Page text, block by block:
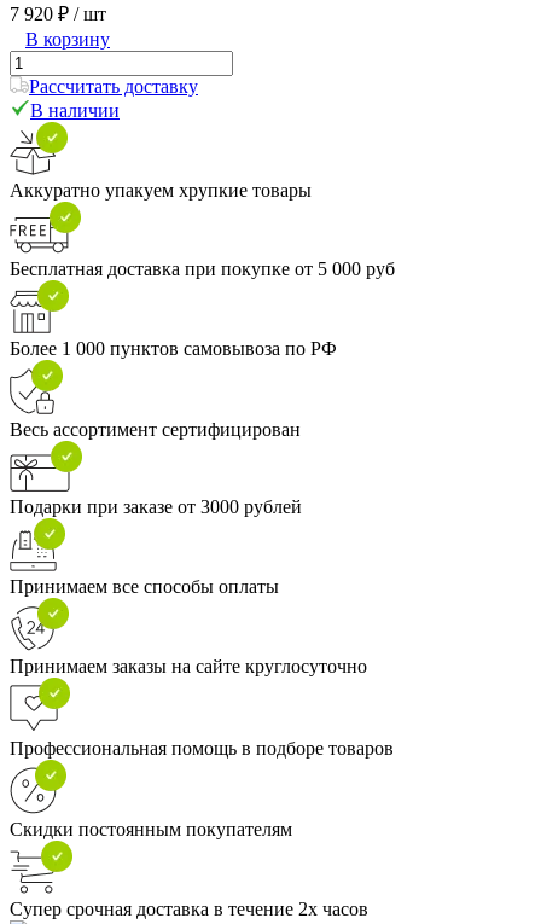
7 920 ₽ / шт
В корзину
Рассчитать доставку
В наличии
Аккуратно упакуем хрупкие товары
Бесплатная доставка при покупке от 5 000 руб
Более 1 000 пунктов самовывоза по РФ
Весь ассортимент сертифицирован
Подарки при заказе от 3000 рублей
Принимаем все способы оплаты
Принимаем заказы на сайте круглосуточно
Профессиональная помощь в подборе товаров
Скидки постоянным покупателям
Супер срочная доставка в течение 2х часов